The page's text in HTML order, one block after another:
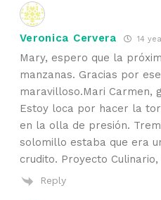
Veronica Cervera 14
Mary, espero que la
manzanas. Gracias por
maravilloso.Mari Carmen,
Estoy loca por hacer la
en la olla de presión.
solomillo estaba que era
crudito. Proyecto Culinario,
Reply